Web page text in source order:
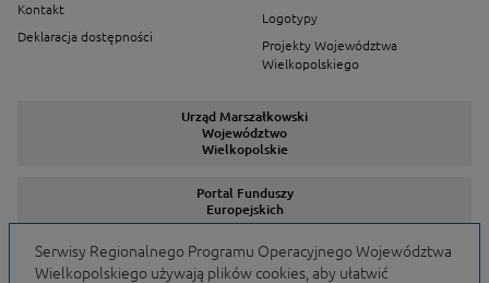
Kontakt
Deklaracja dostępności
Logotypy
Projekty Województwa
Wielkopolskiego
Urząd Marszałkowski
Województwo
Wielkopolskie
Portal Funduszy
Europejskich
Serwisy Regionalnego Programu Operacyjnego Województwa
Wielkopolskiego używają plików cookies, aby ułatwić